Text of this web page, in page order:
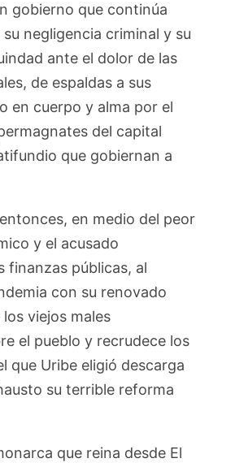
gobierno que continúa
negligencia criminal y su
ante el dolor de las
de espaldas a sus
en cuerpo y alma por el
del capital
que gobiernan a
en medio del peor
y el acusado
finanzas públicas, al
con su renovado
viejos males
el pueblo y recrudece los
que Uribe eligió descarga
su terrible reforma
que reina desde El